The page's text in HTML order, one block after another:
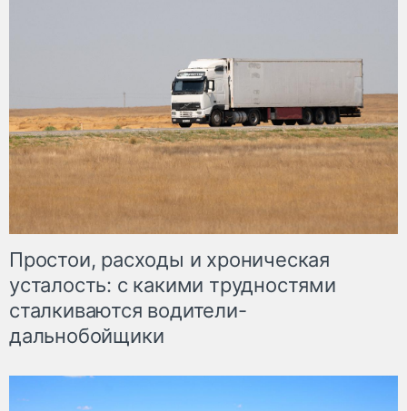
Простои, расходы и хроническая
усталость: с какими трудностями
сталкиваются водители-
дальнобойщики